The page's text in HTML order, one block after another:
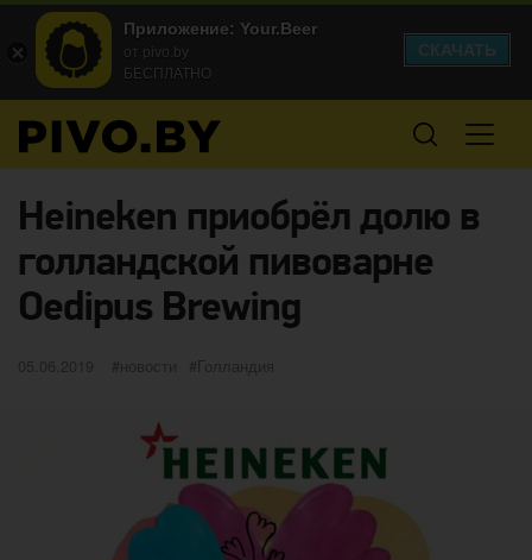
Heineken приобрёл долю в
голландской пивоварне
Oedipus Brewing
Опубликовано
05.06.2019 категории
новости Метки
Голландия
Приложение: Your.Beer
от pivo.by
БЕСПЛАТНО
СКАЧАТЬ